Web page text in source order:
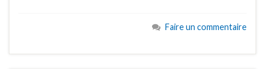
Faire un commentaire